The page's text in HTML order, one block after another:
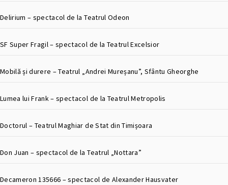
Delirium – spectacol de la Teatrul Odeon
SF Super Fragil – spectacol de la Teatrul Excelsior
Mobilă și durere – Teatrul „Andrei Mureșanu”, Sfântu Gheorghe
Lumea lui Frank – spectacol de la Teatrul Metropolis
Doctorul – Teatrul Maghiar de Stat din Timișoara
Don Juan – spectacol de la Teatrul „Nottara”
Decameron 135666 – spectacol de Alexander Hausvater